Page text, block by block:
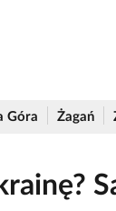
Góra Żagań